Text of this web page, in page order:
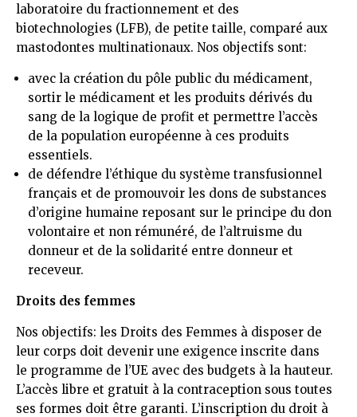
laboratoire du fractionnement et des
biotechnologies (LFB), de petite taille, comparé aux
mastodontes multinationaux. Nos objectifs sont:
avec la création du pôle public du médicament,
sortir le médicament et les produits dérivés du
sang de la logique de profit et permettre l’accès
de la population européenne à ces produits
essentiels.
de défendre l’éthique du système transfusionnel
français et de promouvoir les dons de substances
d’origine humaine reposant sur le principe du don
volontaire et non rémunéré, de l’altruisme du
donneur et de la solidarité entre donneur et
receveur.
Droits des femmes
Nos objectifs: les Droits des Femmes à disposer de
leur corps doit devenir une exigence inscrite dans
le programme de l’UE avec des budgets à la hauteur.
L’accès libre et gratuit à la contraception sous toutes
ses formes doit être garanti. L’inscription du droit à